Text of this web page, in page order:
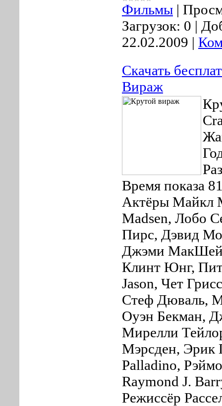
Фильмы |
Загрузок: 0 |
22.02.2009 |
Скачать
Вираж
Время показа
Актёры Майкл
Madsen, Лобо
Пирс, Дэвид
Джэми
Клинт Юнг,
Jason, Чет
Стеф Дюваль,
Оуэн Бекман,
Мирелли
Мэрсден, Эрик
Palladino,
Raymond J.
Режиссёр